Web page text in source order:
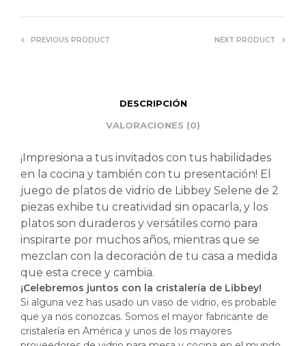
PREVIOUS PRODUCT NEXT PRODUCT
DESCRIPCIÓN
VALORACIONES (0)
¡Impresiona a tus invitados con tus habilidades
en la cocina y también con tu presentación! El
juego de platos de vidrio de Libbey Selene de 2
piezas exhibe tu creatividad sin opacarla, y los
platos son duraderos y versátiles como para
inspirarte por muchos años, mientras que se
mezclan con la decoración de tu casa a medida
que esta crece y cambia.
¡Celebremos juntos con la cristalería de Libbey!
Si alguna vez has usado un vaso de vidrio, es probable
que ya nos conozcas. Somos el mayor fabricante de
cristalería en América y unos de los mayores